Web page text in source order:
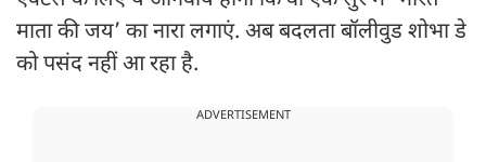
माता की जय’ का नारा लगाएं. अब बदलता बॉलीवुड शोभा डे
को पसंद नहीं आ रहा है.
ADVERTISEMENT